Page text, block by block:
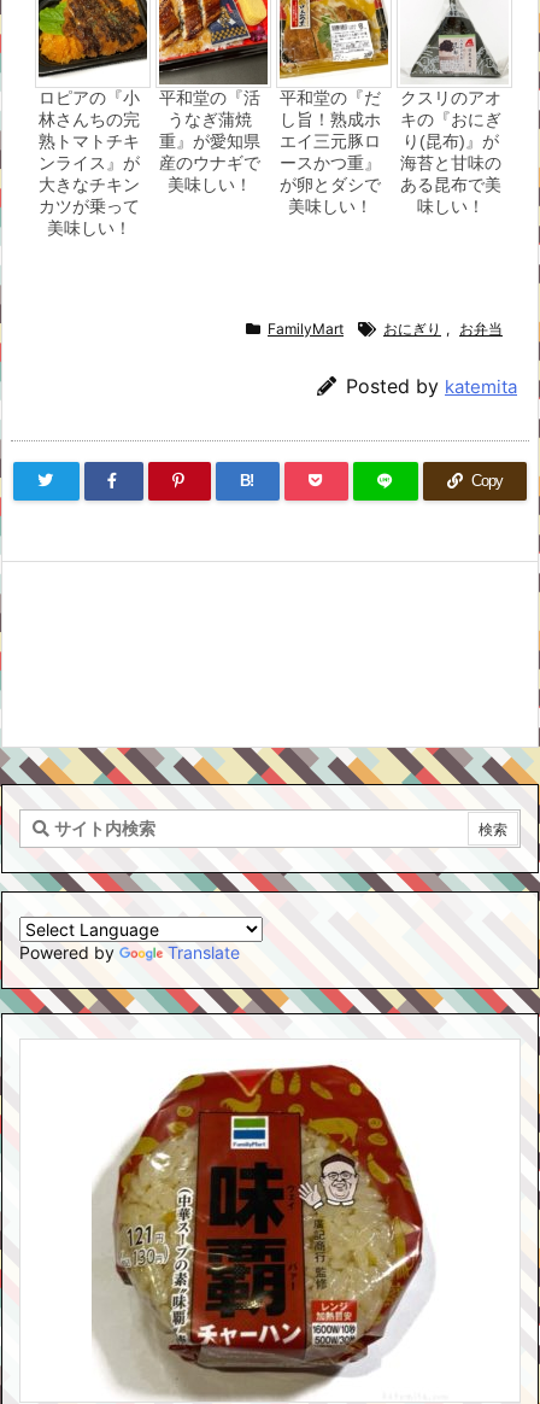
ロピアの『小
林さんちの完
熟トマトチキ
ンライス』が
大きなチキン
カツが乗って
美味しい！
平和堂の『活
うなぎ蒲焼
重』が愛知県
産のウナギで
美味しい！
平和堂の『だ
し旨！熟成ホ
エイ三元豚ロ
ースかつ重』
が卵とダシで
美味しい！
クスリのアオ
キの『おにぎ
り(昆布)』が
海苔と甘味の
ある昆布で美
味しい！
FamilyMart おにぎり , お弁当
Posted by katemita
B! Copy
Powered by Translate